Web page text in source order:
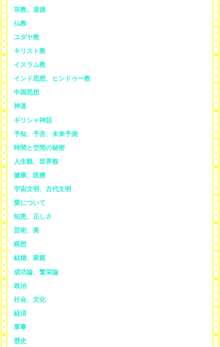
宗教、道徳
仏教
ユダヤ教
キリスト教
イスラム教
インド思想、ヒンドゥー教
中国思想
神道
ギリシャ神話
予知、予言、未来予測
時間と空間の秘密
人生観、世界観
健康、医療
宇宙文明、古代文明
愛について
知恵、正しさ
芸術、美
瞑想
結婚、家庭
成功論、繁栄論
政治
社会、文化
経済
軍事
歴史